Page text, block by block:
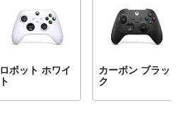
ロボット ホワイ
ト
カーボン ブラッ
ク